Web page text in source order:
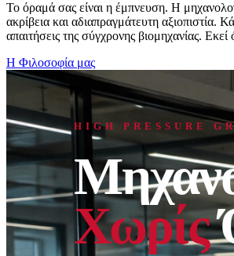
HIGH PRESSURE
Χωρίς
Το όραμά σας είναι η έμπνευση. Η
ακρίβεια και αδιαπραγμάτευτη αξιοπιστία.
απαιτήσεις της σύγχρονης βιομηχανίας.
Η Φιλοσοφία μας